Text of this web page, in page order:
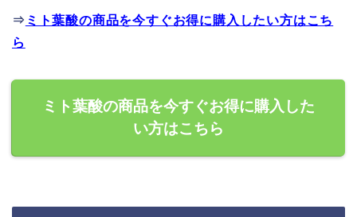
⇒ ミト葉酸の商品を今すぐお得に購入したい方はこち
ら
ミト葉酸の商品を今すぐお得に購入した
い方はこちら